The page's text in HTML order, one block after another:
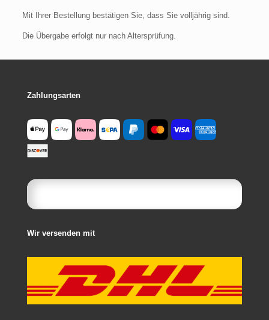
Mit Ihrer Bestellung bestätigen Sie, dass Sie volljährig sind.
Die Übergabe erfolgt nur nach Altersprüfung.
Zahlungsarten
Wir versenden mit